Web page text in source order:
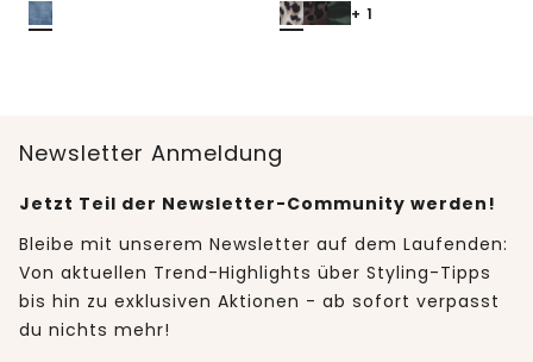
+ 1
Newsletter Anmeldung
Jetzt Teil der Newsletter-Community werden!
Bleibe mit unserem Newsletter auf dem Laufenden:
Von aktuellen Trend-Highlights über Styling-Tipps
bis hin zu exklusiven Aktionen - ab sofort verpasst
du nichts mehr!